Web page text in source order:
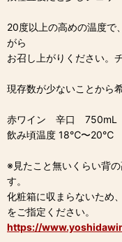
20度以上の高めの温度で
がら
お召し上がりください。
現存数が少ないことから
赤ワイン 辛口 750mL
飲み頃温度 18℃〜20℃
※見たこと無いくらい背
す。
化粧箱に収まらないため
をご指定ください。
https://